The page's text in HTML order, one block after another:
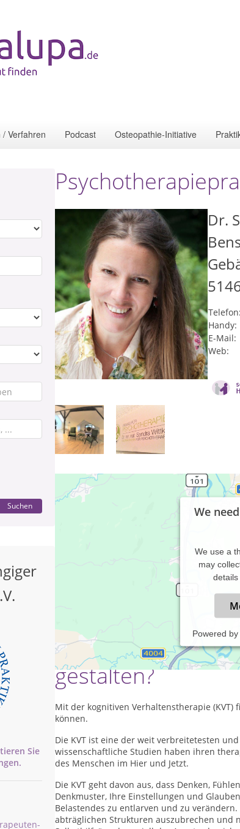
Verfahren Podcast Osteopathie-Initiative
Suchen
Sie
Dr.
Telefon:
Handy:
E-Mail:
Web:
We
We use a
may
details
Powered by
Sie möchten Ihr
gestalten?
Mit der kognitiven Verhaltenstherapie
können.
Die KVT ist eine der weit verbreitetesten
wissenschaftliche Studien haben ihren
des Menschen im Hier und Jetzt.
Die KVT geht davon aus, dass Denken,
Denkmuster, Ihre Einstellungen und
Belastendes zu entlarven und zu
abträglichen Strukturen auszubrechen und